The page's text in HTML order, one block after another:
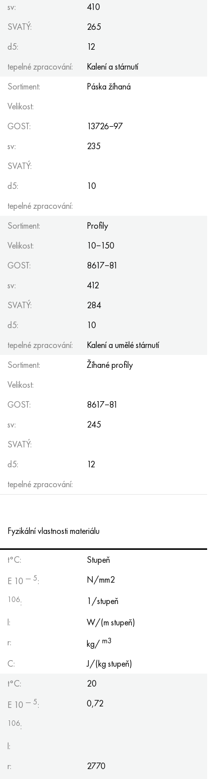
sv:
410
SVATÝ:
265
d5:
12
tepelné zpracování:
Kalení a stárnutí
Sortiment:
Páska žíhaná
Velikost:
GOST:
13726−97
sv:
235
SVATÝ:
d5:
10
tepelné zpracování:
Sortiment:
Profily
Velikost:
10−150
GOST:
8617−81
sv:
412
SVATÝ:
284
d5:
10
tepelné zpracování:
Kalení a umělé stárnutí
Sortiment:
Žíhané profily
Velikost:
GOST:
8617−81
sv:
245
SVATÝ:
d5:
12
tepelné zpracování:
Fyzikální vlastnosti materiálu
t°С:
Stupeň
E 10 — 5: N/mm2
106:
1/stupeň
l:
W/(m stupeň)
r:
kg/ m3
C:
J/(kg stupeň)
t°С:
20
E 10 — 5: 0,72
106:
l:
r:
2770